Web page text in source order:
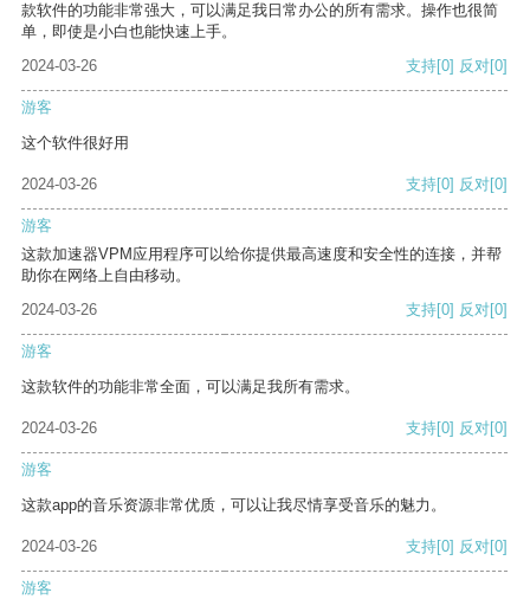
款软件的功能非常强大，可以满足我日常办公的所有需求。操作也很简
单，即使是小白也能快速上手。
2024-03-26
支持[0] 反对[0]
游客
这个软件很好用
2024-03-26 支持[0] 反对[0]
游客
这款加速器VPM应用程序可以给你提供最高速度和安全性的连接，并帮
助你在网络上自由移动。
2024-03-26
支持[0] 反对[0]
游客
这款软件的功能非常全面，可以满足我所有需求。
2024-03-26 支持[0] 反对[0]
游客
这款app的音乐资源非常优质，可以让我尽情享受音乐的魅力。
2024-03-26 支持[0] 反对[0]
游客